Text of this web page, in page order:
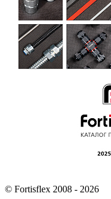
© Fortisflex 2008 - 2026